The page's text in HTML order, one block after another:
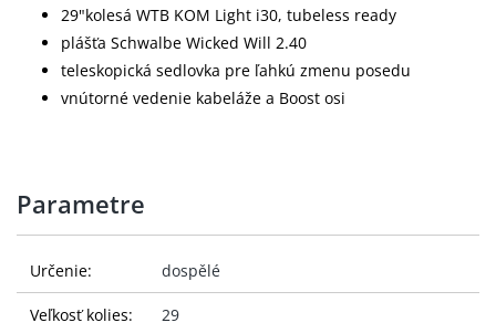
29"kolesá WTB KOM Light i30, tubeless ready
plášťa Schwalbe Wicked Will 2.40
teleskopická sedlovka pre ľahkú zmenu posedu
vnútorné vedenie kabeláže a Boost osi
Parametre
Určenie: dospělé
Veľkosť kolies: 29